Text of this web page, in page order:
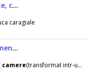
Casa 230mp-823mp curte, complet mobilata 2019
caragiale
Proprietar vand apartament 3 camere ( Unirii )
camere(transformat intr-unul cu un dormitor, si un